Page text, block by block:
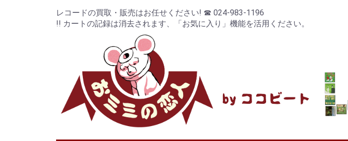
レコードの買取・販売はお任せください! ☎ 024-983-1196
!! カートの記録は消去されます、「お気に入り」機能を活用ください。